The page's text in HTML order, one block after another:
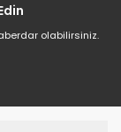
olabilirsiniz.